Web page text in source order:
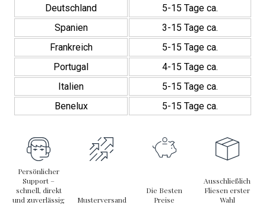
Entdecken Sie die Tahiti Serie von Lux Mosaic und gestalten Sie
außergewöhnliche Wasserlandschaften mit der Qualität von
Feinsteinzeug.
Deutschland
5-15 Tage ca.
Spanien
3-15 Tage ca.
Frankreich
5-15 Tage ca.
Portugal
4-15 Tage ca.
Italien
5-15 Tage ca.
Benelux
5-15 Tage ca.
Persönlicher
Support –
schnell, direkt
und zuverlässig
Musterversand
Die Besten
Preise
Ausschließlich
Fliesen erster
Wahl